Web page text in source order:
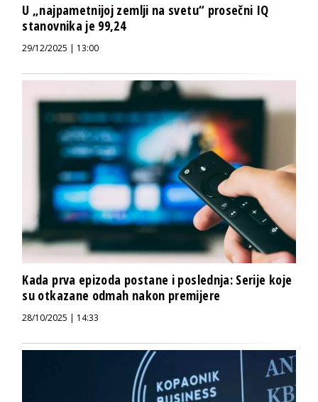
U „najpametnijoj zemlji na svetu“ prosečni IQ
stanovnika je 99,24
29/12/2025 | 13:00
Kada prva epizoda postane i poslednja: Serije koje
su otkazane odmah nakon premijere
28/10/2025 | 14:33